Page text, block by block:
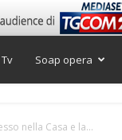
Soap opera
nella Casa e la...